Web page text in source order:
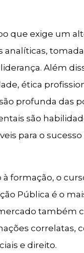
que exige um
analíticas,
Além
ética
profunda das
são
para o sucesso
à formação, o
Pública é o
também
correlatas,
e direito.